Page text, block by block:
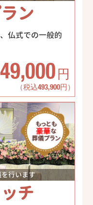
ン
仏式での一般的
円
（税込493,900円）
行います
チ